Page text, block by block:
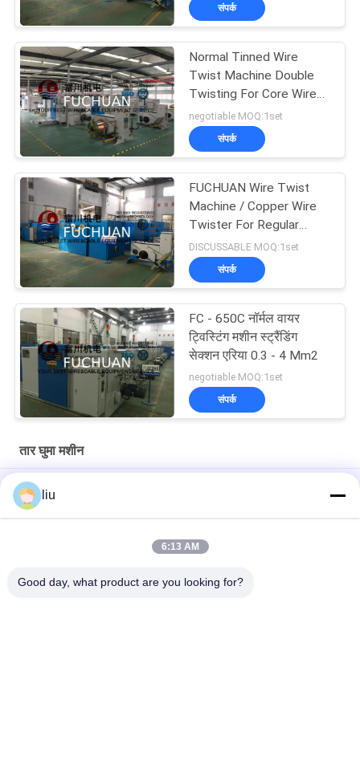
संपर्क
Normal Tinned Wire
Twist Machine Double
Twisting For Core Wires
Touch Screen
negotiable MOQ:1set
संपर्क
FUCHUAN Wire Twist
Machine / Copper Wire
Twister For Regular
1+6+12 Conductors
DISCUSSABLE MOQ:1set
संपर्क
FC - 650C नॉर्मल वायर
ट्विस्टिंग मशीन स्ट्रैंडिंग
सेक्शन एरिया 0.3 - 4 Mm2
negotiable MOQ:1set
संपर्क
तार घुमा मशीन
1800 आरपीएम स्टील वायर ट्विस्टिंग मशीन उच्च गति 4500 किलो वजन
25एन स्टील सामग्री तार घुमावदार उपकरण 220V 1800rpm बाएं/दाएं
4500KG केबल घुमावदार मशीन 0-25N तार तनाव के साथ 3300*1550*1800
liu
6:13 AM
Good day, what product are you looking for?